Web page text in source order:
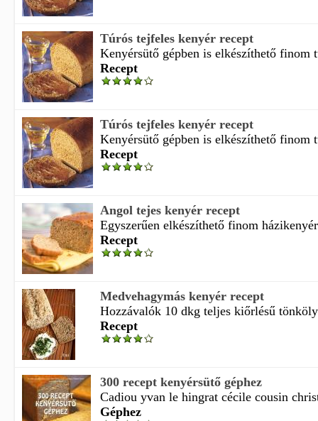
Túrós tejfeles kenyér recept
Kenyérsütő gépben is elkészíthető finom
Recept
Túrós tejfeles kenyér recept
Kenyérsütő gépben is elkészíthető finom
Recept
Angol tejes kenyér recept
Egyszerűen elkészíthető finom
Recept
Medvehagymás kenyér recept
Hozzávalók 10 dkg teljes kiőrlésű
Recept
300 recept kenyérsütő géphez
Cadiou yvan le hingrat cécile cousin
Géphez